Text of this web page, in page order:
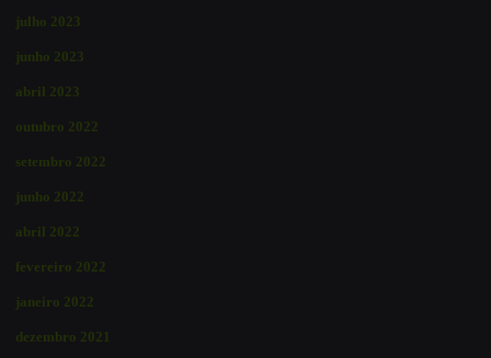
julho 2023
junho 2023
abril 2023
outubro 2022
setembro 2022
junho 2022
abril 2022
fevereiro 2022
janeiro 2022
dezembro 2021